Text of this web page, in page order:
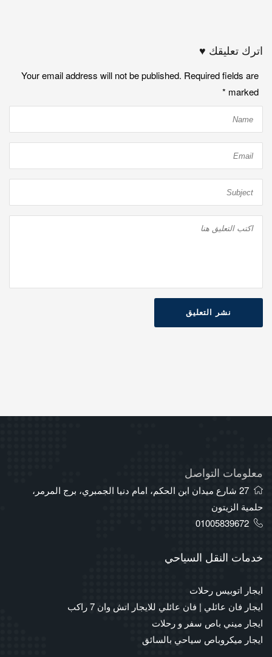
اترك تعليقك ♥
Your email address will not be published. Required fields are
marked
*
نشر التعليق
معلومات التواصل
27 شارع ميدان ابن الحكم، امام دنيا الجمبري، برج المرمر،
حلمية الزيتون
01005839672
خدمات النقل السياحي
ايجار اتوبيس رحلات
ايجار فان عائلي | فان عائلي للايجار اتش وان 7 راكب
ايجار ميني باص سفر و رحلات
ايجار ميكروباص سياحي بالسائق